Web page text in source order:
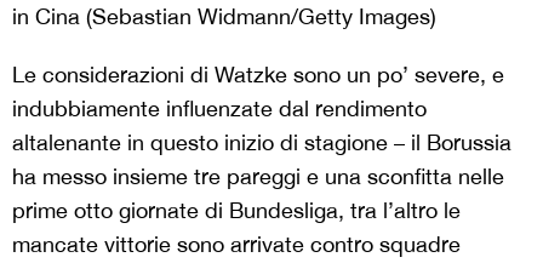
in Cina (Sebastian Widmann/Getty Images)
Le considerazioni di Watzke sono un po’ severe, e
indubbiamente influenzate dal rendimento
altalenante in questo inizio di stagione – il Borussia
ha messo insieme tre pareggi e una sconfitta nelle
prime otto giornate di Bundesliga, tra l’altro le
mancate vittorie sono arrivate contro squadre